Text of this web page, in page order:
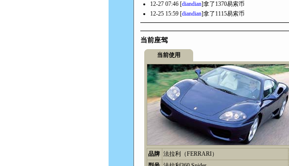
12-27 07:46 [diandian]拿了1370易索币
12-25 15:59 [diandian]拿了1115易索币
当前座驾
当前使用
品牌 法拉利（FERRARI）